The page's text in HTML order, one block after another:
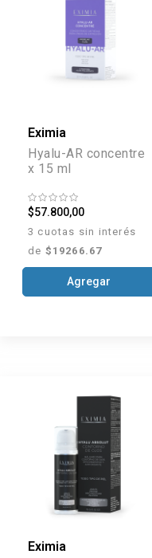
Eximia
Hyalu-AR concentre
x 15 ml
$57.800,00
3 cuotas sin interés
de $19266.67
Agregar
Eximia